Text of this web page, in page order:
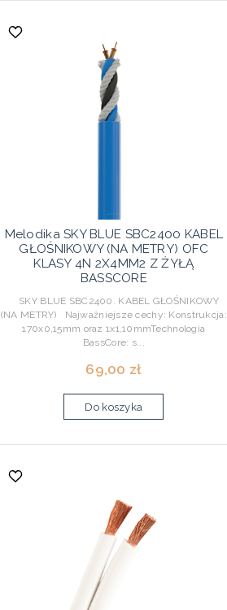
Melodika SKY BLUE SBC2400 KABEL
GŁOŚNIKOWY (NA METRY) OFC
KLASY 4N 2X4MM2 Z ŻYŁĄ
BASSCORE
SKY BLUE SBC2400. KABEL GŁOŚNIKOWY
(NA METRY) Najważniejsze cechy: Konstrukcja:
170x0,15mm oraz 1x1,10mmTechnologia
BassCore: s...
69,00 zł
Do koszyka